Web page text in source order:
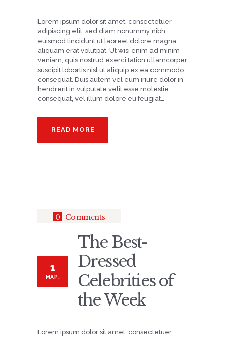
Lorem ipsum dolor sit amet, consectetuer
adipiscing elit, sed diam nonummy nibh
euismod tincidunt ut laoreet dolore magna
aliquam erat volutpat. Ut wisi enim ad minim
veniam, quis nostrud exerci tation ullamcorper
suscipit lobortis nisl ut aliquip ex ea commodo
consequat. Duis autem vel eum iriure dolor in
hendrerit in vulputate velit esse molestie
consequat, vel illum dolore eu feugiat…
READ MORE
0 Comments
1
МАР.
The Best-
Dressed
Celebrities of
the Week
Lorem ipsum dolor sit amet, consectetuer